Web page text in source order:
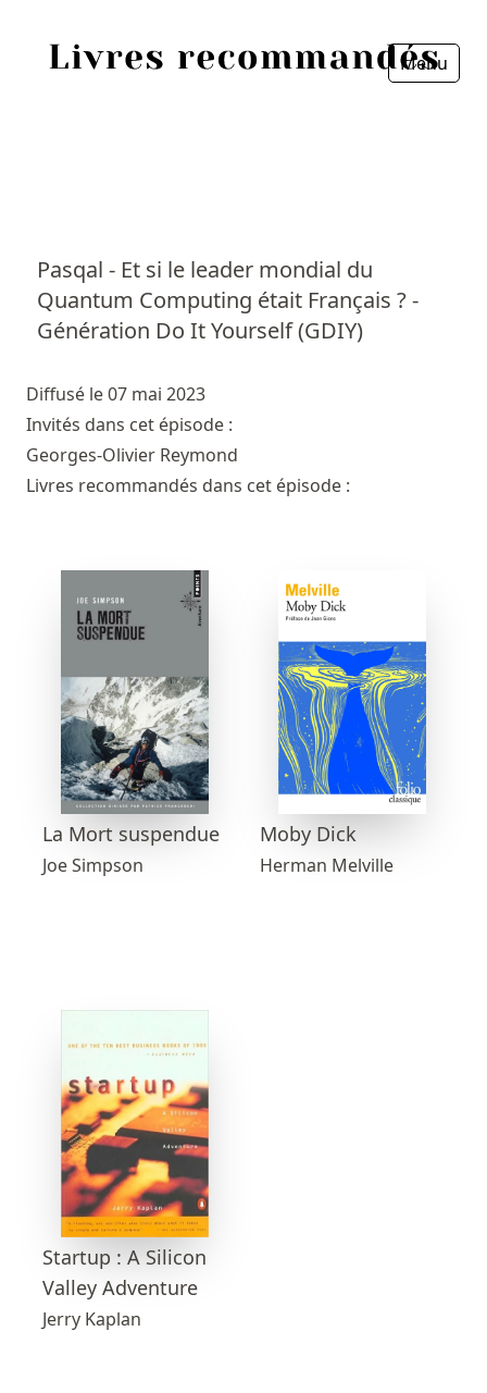
Menu
Pasqal - Et si le leader mondial du
Quantum Computing était Français ? -
Génération Do It Yourself (GDIY)
Diffusé le 07 mai 2023
Invités dans cet épisode :
Georges-Olivier Reymond
Livres recommandés dans cet épisode :
La Mort suspendue
Joe Simpson
Moby Dick
Herman Melville
Startup : A Silicon
Valley Adventure
Jerry Kaplan
Personnes
Livres les plus recommandés
Prix littéraires
Fermer